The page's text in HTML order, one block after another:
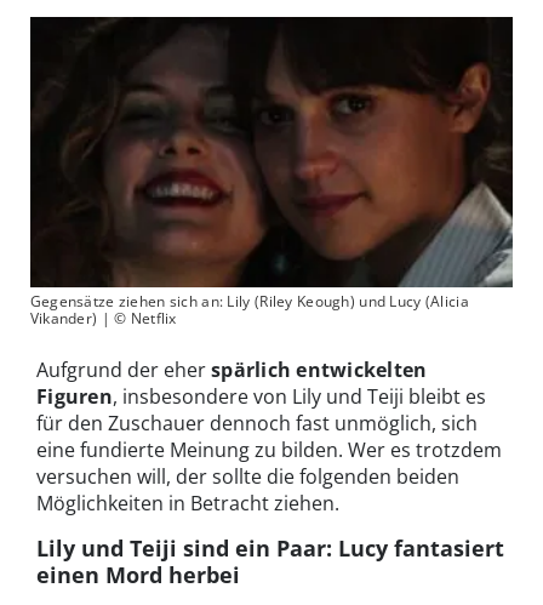
Gegensätze ziehen sich an: Lily (Riley Keough) und Lucy (Alicia
Vikander) | © Netflix
Aufgrund der eherspärlich entwickelten
Figuren, insbesondere von Lily und Teiji bleibt es
für den Zuschauer dennoch fast unmöglich, sich
eine fundierte Meinung zu bilden. Wer es trotzdem
versuchen will, der sollte die folgenden beiden
Möglichkeiten in Betracht ziehen.
Lily und Teiji sind ein Paar: Lucy fantasiert
einen Mord herbei